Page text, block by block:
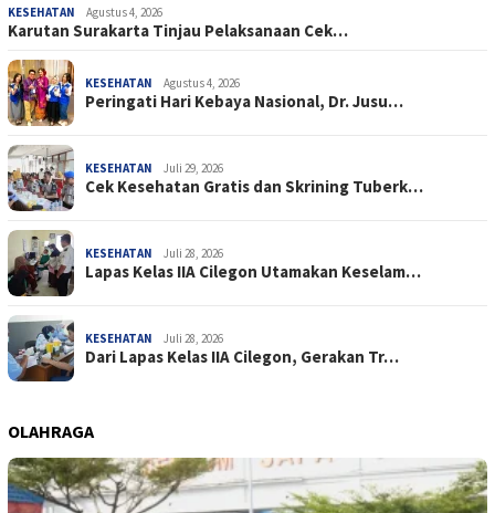
KESEHATAN Agustus 4, 2026
Karutan Surakarta Tinjau Pelaksanaan Cek…
KESEHATAN Agustus 4, 2026
Peringati Hari Kebaya Nasional, Dr. Jusu…
KESEHATAN Juli 29, 2026
Cek Kesehatan Gratis dan Skrining Tuberk…
KESEHATAN Juli 28, 2026
Lapas Kelas IIA Cilegon Utamakan Keselam…
KESEHATAN Juli 28, 2026
Dari Lapas Kelas IIA Cilegon, Gerakan Tr…
OLAHRAGA